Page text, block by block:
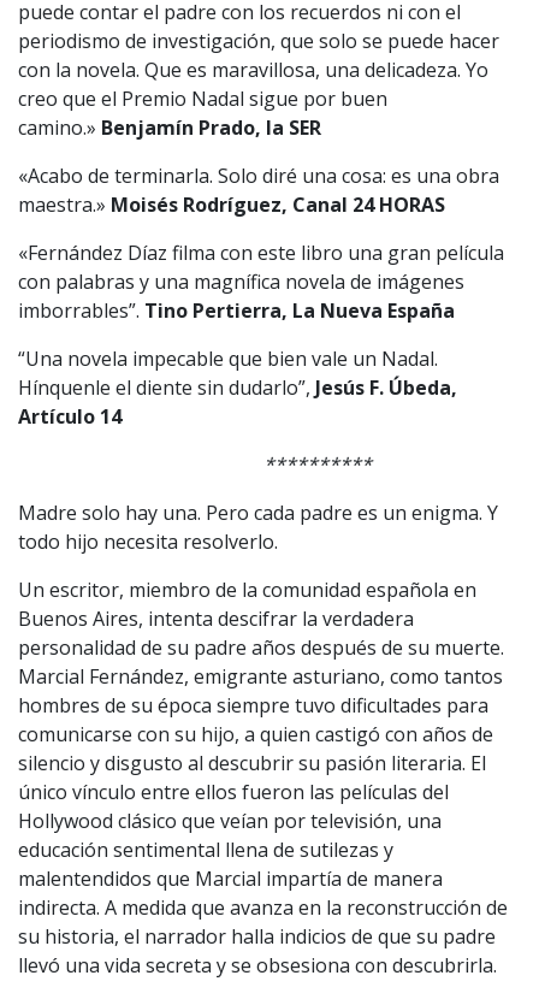
puede contar el padre con los recuerdos ni con el
periodismo de investigación, que solo se puede hacer
con la novela. Que es maravillosa, una delicadeza. Yo
creo que el Premio Nadal sigue por buen
camino.» Benjamín Prado, la SER
«Acabo de terminarla. Solo diré una cosa: es una obra
maestra.» Moisés Rodríguez, Canal 24 HORAS
«Fernández Díaz filma con este libro una gran película
con palabras y una magnífica novela de imágenes
imborrables”. Tino Pertierra, La Nueva España
“Una novela impecable que bien vale un Nadal.
Hínquenle el diente sin dudarlo”, Jesús F. Úbeda,
Artículo 14
**********
Madre solo hay una. Pero cada padre es un enigma. Y
todo hijo necesita resolverlo.
Un escritor, miembro de la comunidad española en
Buenos Aires, intenta descifrar la verdadera
personalidad de su padre años después de su muerte.
Marcial Fernández, emigrante asturiano, como tantos
hombres de su época siempre tuvo dificultades para
comunicarse con su hijo, a quien castigó con años de
silencio y disgusto al descubrir su pasión literaria. El
único vínculo entre ellos fueron las películas del
Hollywood clásico que veían por televisión, una
educación sentimental llena de sutilezas y
malentendidos que Marcial impartía de manera
indirecta. A medida que avanza en la reconstrucción de
su historia, el narrador halla indicios de que su padre
llevó una vida secreta y se obsesiona con descubrirla.